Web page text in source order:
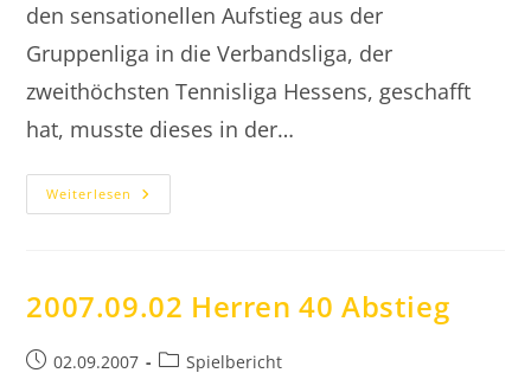
den sensationellen Aufstieg aus der
Gruppenliga in die Verbandsliga, der
zweithöchsten Tennisliga Hessens, geschafft
hat, musste dieses in der…
Weiterlesen 2007.09.07
Herren
2007.09.02 Herren 40 Abstieg
Beitrag02.09.2007
Beitrags-
Spielbericht